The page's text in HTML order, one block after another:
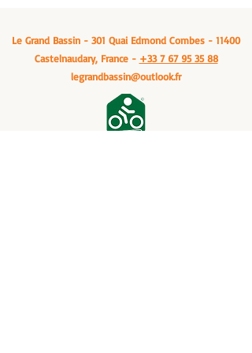
Le Grand Bassin - 301 Quai Edmond Combes - 11400
Castelnaudary, France - +33 7 67 95 35 88
legrandbassin@outlook.fr